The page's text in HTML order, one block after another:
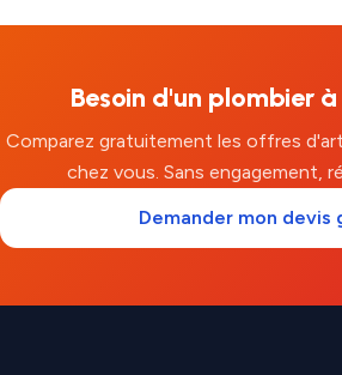
Besoin d'un plombier
Comparez gratuitement les offres
chez vous. Sans engagement,
Demander mon devis